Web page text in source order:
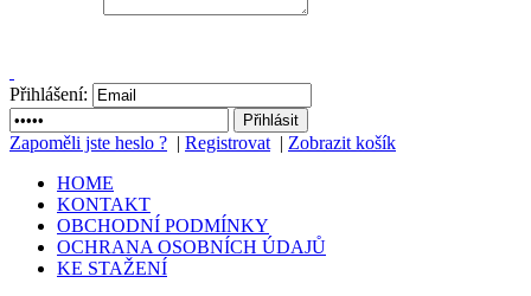
Přihlášení:
Zapoměli jste heslo ? | Registrovat | Zobrazit košík
HOME
KONTAKT
OBCHODNÍ PODMÍNKY
OCHRANA OSOBNÍCH ÚDAJŮ
KE STAŽENÍ